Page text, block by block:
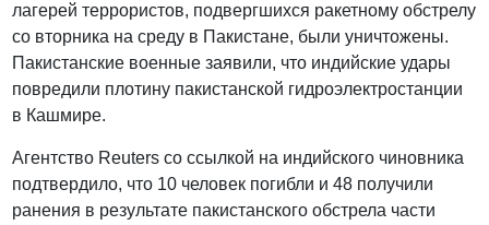
лагерей террористов, подвергшихся ракетному обстрелу
со вторника на среду в Пакистане, были уничтожены.
Пакистанские военные заявили, что индийские удары
повредили плотину пакистанской гидроэлектростанции
в Кашмире.
Агентство Reuters со ссылкой на индийского чиновника
подтвердило, что 10 человек погибли и 48 получили
ранения в результате пакистанского обстрела части